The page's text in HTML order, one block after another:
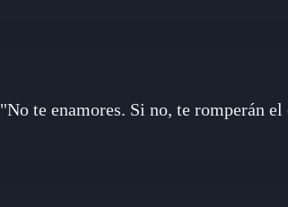
"No te enamores. Si no, te romperán